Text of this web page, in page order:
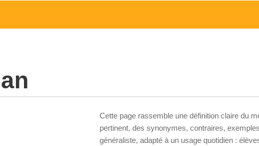
Cette page rassemble une définition claire du
pertinent, des synonymes, contraires,
généraliste, adapté à un usage quotidien :